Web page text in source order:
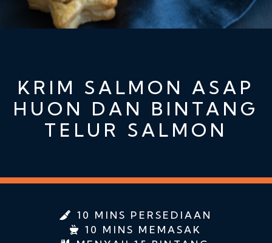
KRIM SALMON ASAP
HUON DAN BINTANG
TELUR SALMON
10 MINS PERSEDIAAN
10 MINS MEMASAK